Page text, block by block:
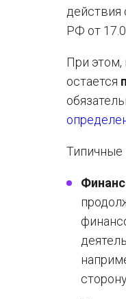
действия
РФ от
При этом,
остается
Типичные